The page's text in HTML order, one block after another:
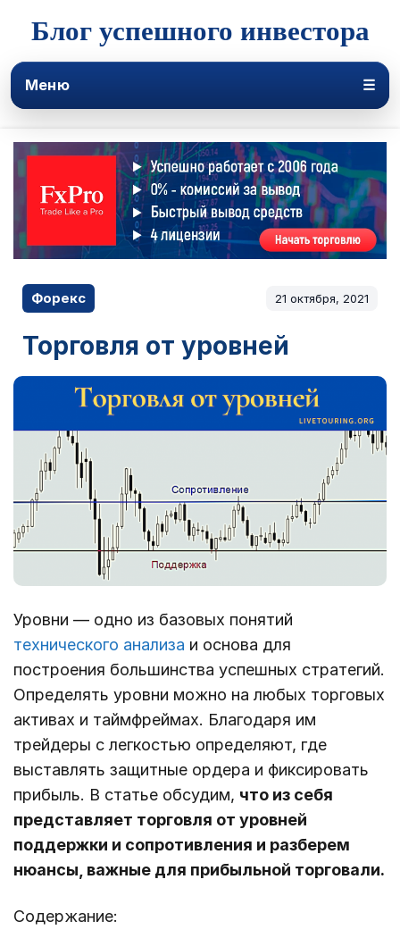
Блог успешного инвестора
Меню ☰
Форекс 21 октября, 2021
Торговля от уровней
Уровни ― одно из базовых понятий
технического анализа и основа для
построения большинства успешных стратегий.
Определять уровни можно на любых торговых
активах и таймфреймах. Благодаря им
трейдеры с легкостью определяют, где
выставлять защитные ордера и фиксировать
прибыль. В статье обсудим, что из себя
представляет торговля от уровней
поддержки и сопротивления и разберем
нюансы, важные для прибыльной торговали.
Содержание: